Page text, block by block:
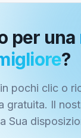
per una
?
pochi clic o
gratuita. Il
Sua